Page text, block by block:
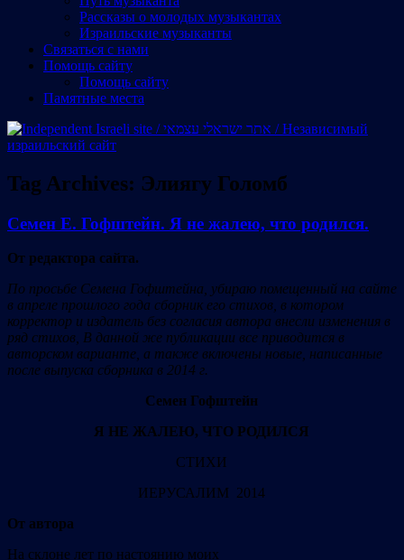
Рассказы о молодых музыкантах
Израильские музыканты
Cвязаться с нами
Помощь сайту
Помощь сайту
Памятные места
Tag Archives: Элиягу Голомб
Семен Е. Гофштейн. Я не жалею, что родился.
От редактора сайта.
По просьбе Семена Гофштейна, убираю помещенный на сайте
в апреле прошлого года сборник его стихов, в котором
корректор и издатель без согласия автора внесли изменения в
ряд стихов, В данной же публикации все приводится в
авторском варианте, а также включены новые, написанные
после выпуска сборника в 2014 г.
Семен Гофштейн
Я НЕ ЖАЛЕЮ, ЧТО РОДИЛСЯ
СТИХИ
ИЕРУСАЛИМ 2014
От автора
На склоне лет по настоянию моих